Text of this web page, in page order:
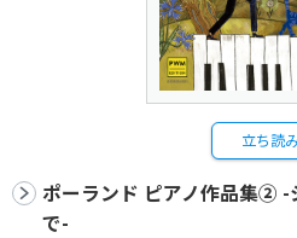
立ち読
ポーランド ピアノ作品集②
で-